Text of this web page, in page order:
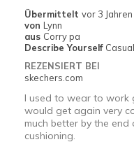
View On Shoes
Übermittelt vor 3 Jahren
von Lynn
aus Corry pa
Describe Yourself Casual
REZENSIERT BEI
skechers.com
I used to wear to work
would get again very
much better by the end
cushioning.